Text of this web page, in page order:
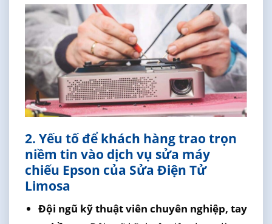
2. Yếu tố để khách hàng trao trọn
niềm tin vào dịch vụ sửa máy
chiếu Epson của Sửa Điện Tử
Limosa
Đội ngũ kỹ thuật viên chuyên nghiệp, tay